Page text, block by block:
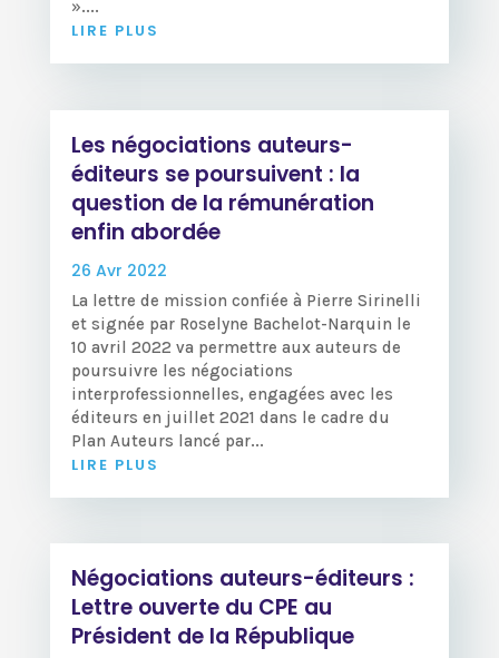
»....
LIRE PLUS
Les négociations auteurs-
éditeurs se poursuivent : la
question de la rémunération
enfin abordée
26 Avr 2022
La lettre de mission confiée à Pierre Sirinelli
et signée par Roselyne Bachelot-Narquin le
10 avril 2022 va permettre aux auteurs de
poursuivre les négociations
interprofessionnelles, engagées avec les
éditeurs en juillet 2021 dans le cadre du
Plan Auteurs lancé par...
LIRE PLUS
Négociations auteurs-éditeurs :
Lettre ouverte du CPE au
Président de la République